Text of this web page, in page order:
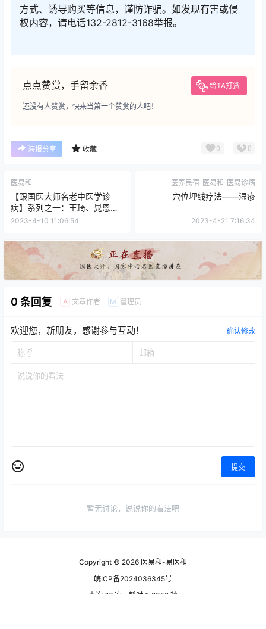
方式、诱导购买等信息，谨防诈骗。如发现有害或侵
权内容，请电话132-2812-3168举报。
点点赞赏，手留余香 给TA打赏
还没有人赞赏，快来当第一个赞赏的人吧！
海报分享 收藏 0 0
医易和
【跟国医大师名老中医学诊
病】系列之一：王琦、晁恩
祥、王庆国等近50位教授带您
2023-4-10 11:06:54
医养民宿 医易和 医易诊病
穴位埋线疗法——湿疹
2023-4-21 7:16:34
0 条回复 A 文章作者 M 管理员
欢迎您，新朋友，感谢参与互动！ 确认修改
提交
暂无讨论，说说你的看法吧
Copyright © 2026 医易和-易医和
皖ICP备2024036345号
查询 76 次，耗时 0.2352 秒